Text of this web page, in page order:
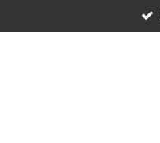
direct